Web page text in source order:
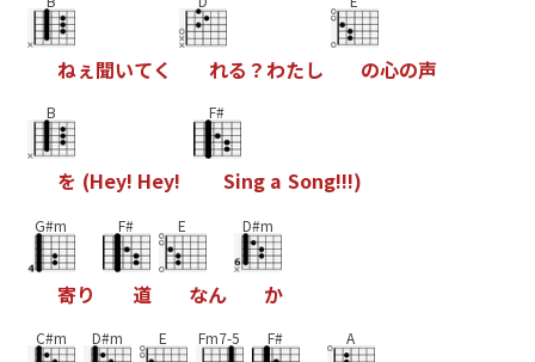
ねぇ 聞いてく れる ？わたし の心の声
B
を (Hey! Hey!
F#
Sing a Song!!!)
G#m
寄り
F#
道
E
なん
D#m
か
C#m D#m E Fm7-5 F# A